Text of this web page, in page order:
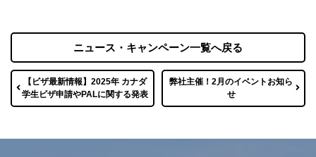
【ビザ最新情報】2025年 カナダ
学生ビザ申請やPALに関する発表
ニュース・キャンペーン一覧へ戻る
弊社主催！2月のイベントお知ら
せ